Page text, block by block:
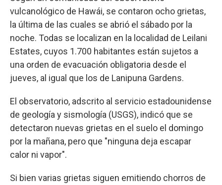
vulcanológico de Hawái, se contaron ocho grietas,
la última de las cuales se abrió el sábado por la
noche. Todas se localizan en la localidad de Leilani
Estates, cuyos 1.700 habitantes están sujetos a
una orden de evacuación obligatoria desde el
jueves, al igual que los de Lanipuna Gardens.
El observatorio, adscrito al servicio estadounidense
de geología y sismología (USGS), indicó que se
detectaron nuevas grietas en el suelo el domingo
por la mañana, pero que "ninguna deja escapar
calor ni vapor".
Si bien varias grietas siguen emitiendo chorros de